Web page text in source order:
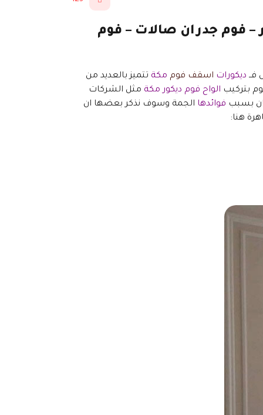
فوم ديكور – فوم جدران صالات – فوم
ديكورات اسقف فوم مكة تتميز بالعديد من
بتركيب الواح فوم ديكور مكة مثل الشركات
بسبب فوائدها الجمة وسوف نذكر بعضها ان
هنا: